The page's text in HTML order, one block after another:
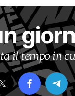
il tempo in